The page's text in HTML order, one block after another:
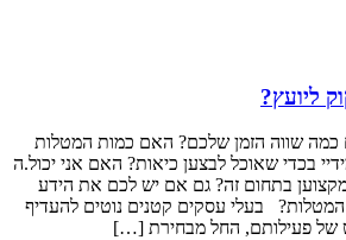
ליועץ?
שווה הזמן שלכם? האם כמות המטלות
בכדי שאוכל לבצען כיאות? האם אני יכול.ה
בתחום זה? גם אם יש לכם את הידע
בעלי עסקים קטנים נוטים להעדיף
של פעילותם, החל מבחירת […]